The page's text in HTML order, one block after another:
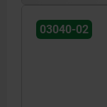
03040-02